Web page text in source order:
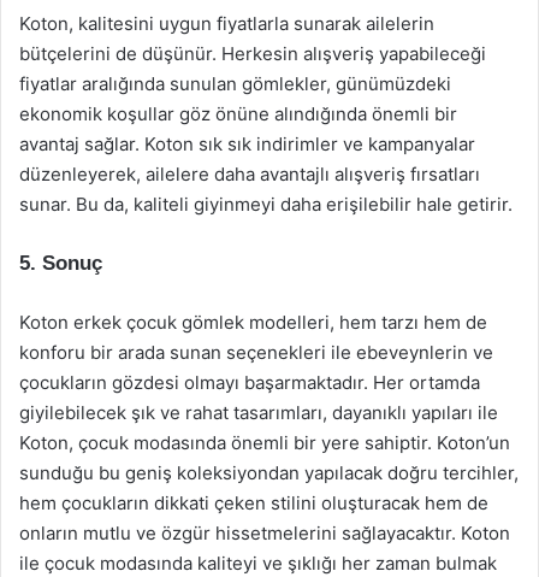
Koton, kalitesini uygun fiyatlarla sunarak ailelerin
bütçelerini de düşünür. Herkesin alışveriş yapabileceği
fiyatlar aralığında sunulan gömlekler, günümüzdeki
ekonomik koşullar göz önüne alındığında önemli bir
avantaj sağlar. Koton sık sık indirimler ve kampanyalar
düzenleyerek, ailelere daha avantajlı alışveriş fırsatları
sunar. Bu da, kaliteli giyinmeyi daha erişilebilir hale getirir.
5. Sonuç
Koton erkek çocuk gömlek modelleri, hem tarzı hem de
konforu bir arada sunan seçenekleri ile ebeveynlerin ve
çocukların gözdesi olmayı başarmaktadır. Her ortamda
giyilebilecek şık ve rahat tasarımları, dayanıklı yapıları ile
Koton, çocuk modasında önemli bir yere sahiptir. Koton’un
sunduğu bu geniş koleksiyondan yapılacak doğru tercihler,
hem çocukların dikkati çeken stilini oluşturacak hem de
onların mutlu ve özgür hissetmelerini sağlayacaktır. Koton
ile çocuk modasında kaliteyi ve şıklığı her zaman bulmak